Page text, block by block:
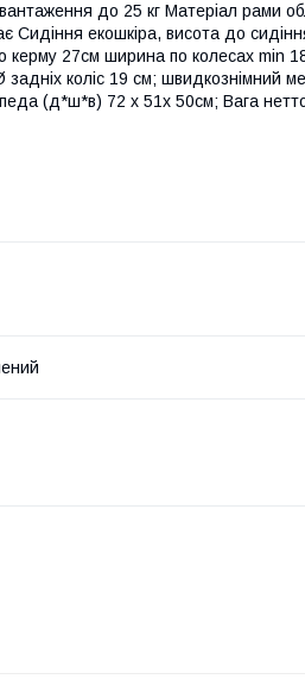
до 25 кг Матеріал рами
Сидіння екошкіра, висота до
27см ширина по колесах min
коліс 19 см; швидкознімний
(д*ш*в) 72 x 51x 50см; Вага